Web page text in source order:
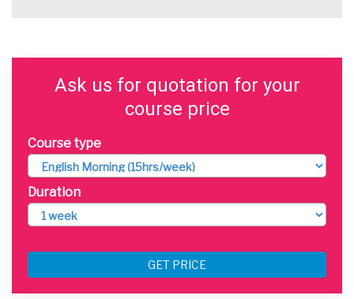
Ask us for quotation for your
course price
Course type
Duration
GET PRICE